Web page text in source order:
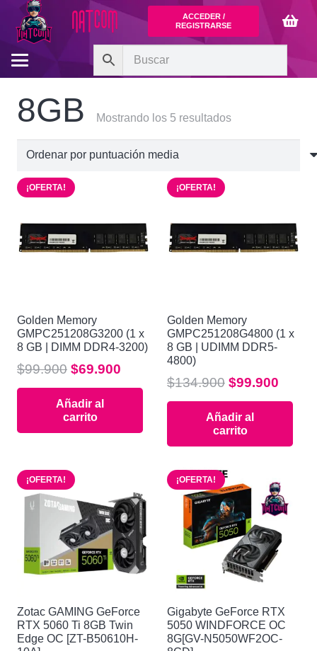
ACCEDER /
REGISTRARSE
8GB Mostrando los 5 resultadosOrdenado
por
¡OFERTA!
Golden Memory
GMPC251208G3200 (1 x
8 GB | DIMM DDR4-3200)
$99.900 El
precio
original
era:
$69.900
precio
$69.900.
Añadir al
carrito
¡OFERTA!
Golden Memory
GMPC251208G4800 (1 x
8 GB | UDIMM DDR5-
4800)
$134.900 El
precio
original
era:
$99.900
Añadir al
carrito
¡OFERTA!
Zotac GAMING GeForce
RTX 5060 Ti 8GB Twin
Edge OC [ZT-B50610H-
¡OFERTA!
Gigabyte GeForce RTX
5050 WINDFORCE OC
8G[GV-N5050WF2OC-